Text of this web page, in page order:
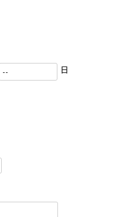
日